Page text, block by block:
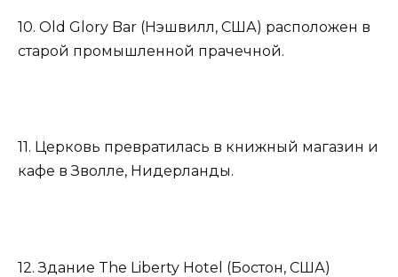
10. Old Glory Bar (Нэшвилл, США) расположен в
старой промышленной прачечной.
11. Церковь превратилась в книжный магазин и
кафе в Зволле, Нидерланды.
12. Здание The Liberty Hotel (Бостон, США)